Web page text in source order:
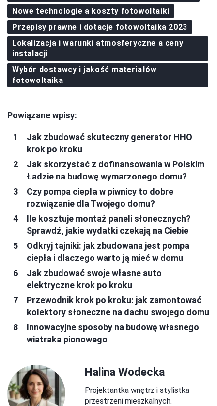
Nowe technologie a koszty fotowoltaiki
Przepisy prawne i dotacje fotowoltaika 2023
Lokalizacja i warunki atmosferyczne a ceny
instalacji
Wybór dostawcy i jakość materiałów
fotowoltaika
Powiązane wpisy:
Jak zbudować skuteczny generator HHO
krok po kroku
Jak skorzystać z dofinansowania w Polskim
Ładzie na budowę wymarzonego domu?
Czy pompa ciepła w piwnicy to dobre
rozwiązanie dla Twojego domu?
Ile kosztuje montaż paneli słonecznych?
Sprawdź, jakie wydatki czekają na Ciebie
Odkryj tajniki: jak zbudowana jest pompa
ciepła i dlaczego warto ją mieć w domu
Jak zbudować swoje własne auto
elektryczne krok po kroku
Przewodnik krok po kroku: jak zamontować
kolektory słoneczne na dachu swojego domu
Innowacyjne sposoby na budowę własnego
wiatraka pionowego
Halina Wodecka
Projektantka wnętrz i stylistka
przestrzeni mieszkalnych.